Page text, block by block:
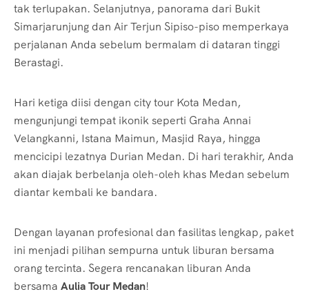
tak terlupakan. Selanjutnya, panorama dari Bukit
Simarjarunjung dan Air Terjun Sipiso-piso memperkaya
perjalanan Anda sebelum bermalam di dataran tinggi
Berastagi.
Hari ketiga diisi dengan city tour Kota Medan,
mengunjungi tempat ikonik seperti Graha Annai
Velangkanni, Istana Maimun, Masjid Raya, hingga
mencicipi lezatnya Durian Medan. Di hari terakhir, Anda
akan diajak berbelanja oleh-oleh khas Medan sebelum
diantar kembali ke bandara.
Dengan layanan profesional dan fasilitas lengkap, paket
ini menjadi pilihan sempurna untuk liburan bersama
orang tercinta. Segera rencanakan liburan Anda
bersama Aulia Tour Medan!